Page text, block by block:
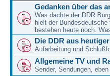
Gedanken über das
Was dachte der DDR
hielt der
bestehen heute noch.
Die DDR aus
Aufarbeitung und
Allgemeine TV und
Sender, Sendungen,